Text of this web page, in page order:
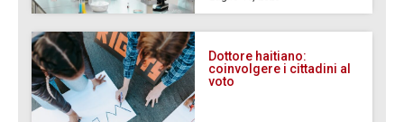
Dottore haitiano:
coinvolgere i cittadini al
voto